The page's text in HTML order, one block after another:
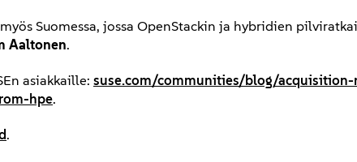
Suomessa, jossa OpenStackin ja hybridien
Aaltonen.
asiakkaille: suse.com/communities/blog/acquisition-
hpe.
.